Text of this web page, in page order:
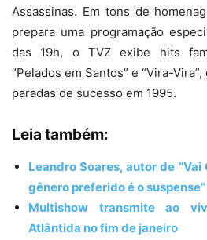
Assassinas. Em tons de
prepara uma programação
das 19h, o TVZ exibe hits
“Pelados em Santos” e “Vira-
paradas de sucesso em 1995.
Leia também:
Leandro Soares, autor de “Vai
gênero preferido é o suspense”
Multishow transmite ao
Atlântida no fim de janeiro